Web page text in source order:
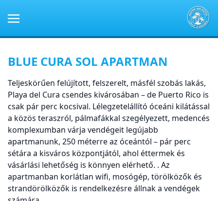
BLUE CURA SOL APARTMAN
Teljeskörűen felújított, felszerelt, másfél szobás lakás,
Playa del Cura csendes kivárosában – de Puerto Rico is
csak pár perc kocsival. Lélegzetelállító óceáni kilátással
a közös teraszról, pálmafákkal szegélyezett, medencés
komplexumban várja vendégeit legújabb
apartmanunk, 250 méterre az óceántól – pár perc
sétára a kisváros központjától, ahol éttermek és
vásárlási lehetőség is könnyen elérhető. . Az
apartmanban korlátlan wifi, mosógép, törölközők és
strandörölközők is rendelkezésre állnak a vendégek